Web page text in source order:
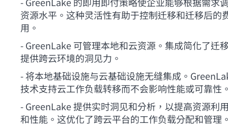
资源水平。这种灵活性有助于控制迁移和迁移后的
用。
- GreenLake 可管理本地和云资源。集成简化了迁
提供跨云环境的洞见力。
- 将本地基础设施与云基础设施无缝集成。
技术支持云工作负载转移而不会影响性能或可靠性
- GreenLake 提供实时洞见和分析，以提高资源利
和性能。这优化了跨云平台的工作负载分配和管理